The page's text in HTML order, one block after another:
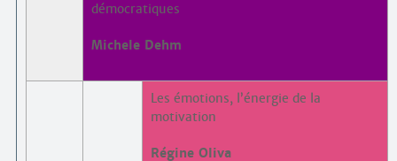
démocratiques
Michele Dehm
Les émotions, l’énergie de la
motivation
Régine Oliva